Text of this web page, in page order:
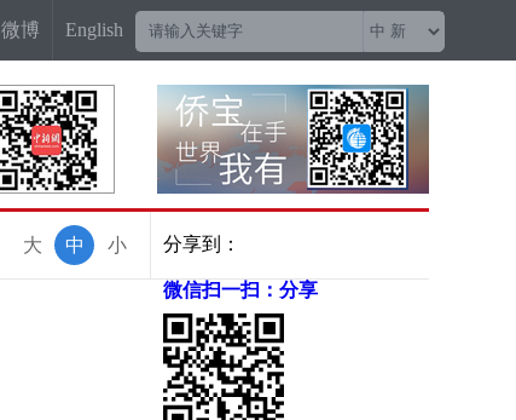
微博 English
分享到：
微信扫一扫：分享
小
中
大